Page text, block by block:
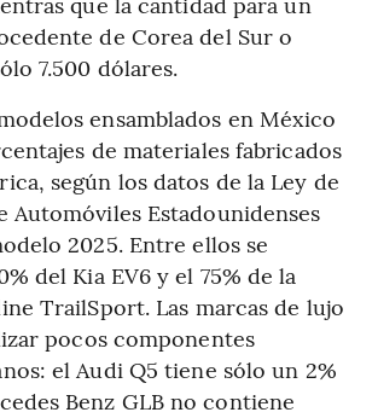
de Corea del Sur o
7.500 dólares.
ensamblados en México
de materiales fabricados
según los datos de la Ley de
Automóviles Estadounidenses
2025. Entre ellos se
del Kia EV6 y el 75% de la
TrailSport. Las marcas de lujo
pocos componentes
el Audi Q5 tiene sólo un 2%
Benz GLB no contiene